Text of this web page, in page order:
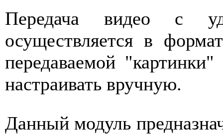
Передача видео с
осуществляется в
передаваемой
настраивать вручную.
Данный модуль